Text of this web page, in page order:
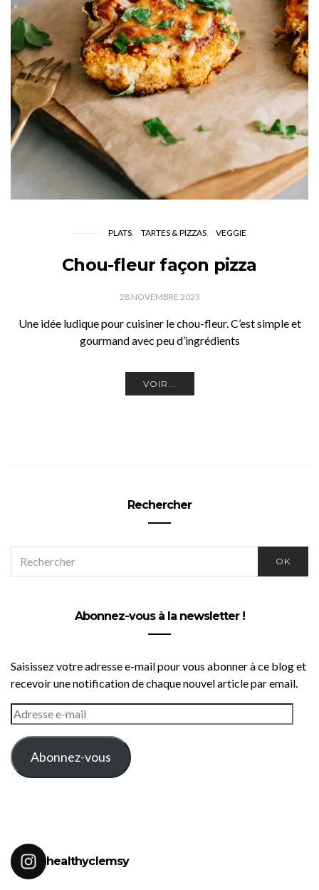
PLATS TARTES & PIZZAS VEGGIE
Chou-fleur façon pizza
28 NOVEMBRE 2023
Une idée ludique pour cuisiner le chou-fleur. C’est simple et
gourmand avec peu d’ingrédients
VOIR...
Rechercher
FOR:
OK
Abonnez-vous à la newsletter !
Saisissez votre adresse e-mail pour vous abonner à ce blog et
recevoir une notification de chaque nouvel article par email.
ADRESSE
E-
MAIL
Abonnez-vous
healthyclemsy